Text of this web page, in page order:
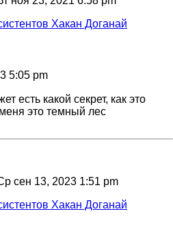
Хакан Доганай
5:05 pm
есть какой секрет, как это
это темный лес
сен 13, 2023 1:51 pm
Хакан Доганай